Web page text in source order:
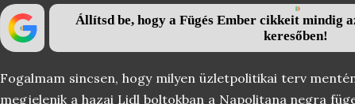
Állítsd be, hogy a Fügés Ember cikkeit mindig
keresőben!
Fogalmam sincsen, hogy milyen üzletpolitikai terv
megjelenik a hazai Lidl boltokban a Napolitana negra